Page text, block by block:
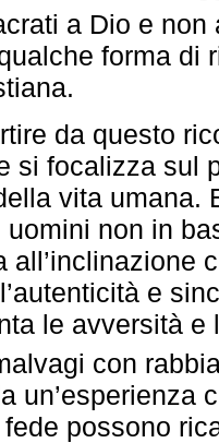
a Dio e non
forma di
da questo
si focalizza sul
vita umana.
uomini non in
all’inclinazione
e
le avversità
con
un’esperienza
possono